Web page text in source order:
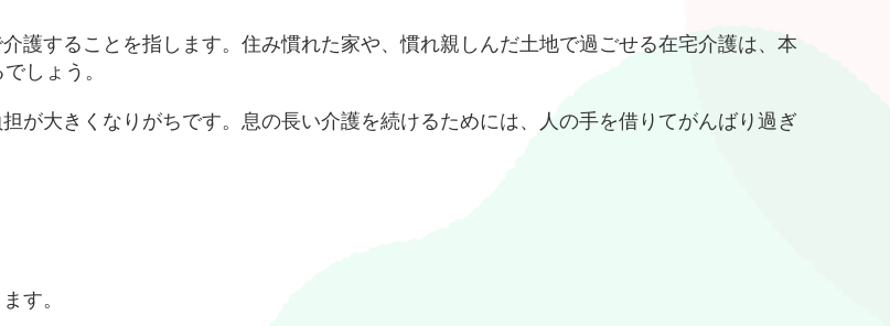
護することを指します。住み慣れた家や、慣れ親しんだ土地で過ごせる在宅介護は、本
しょう。
が大きくなりがちです。息の長い介護を続けるためには、人の手を借りてがんばり過ぎ
す。